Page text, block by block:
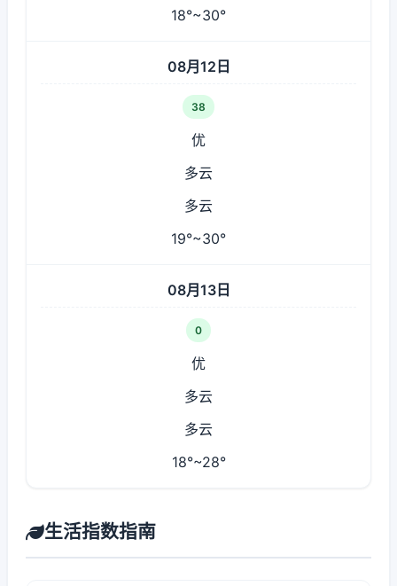
18°~30°
08月12日
38
优
多云
多云
19°~30°
08月13日
0
优
多云
多云
18°~28°
生活指数指南